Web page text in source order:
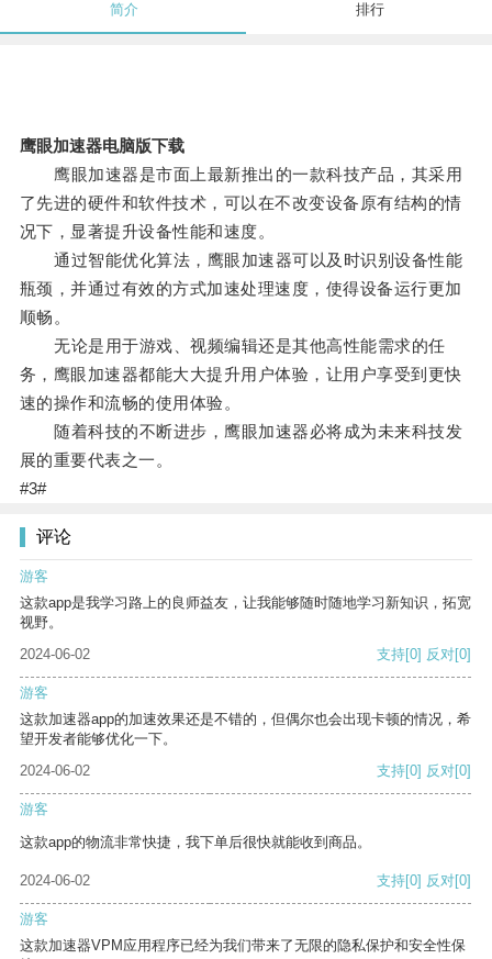
简介 排行
鹰眼加速器电脑版下载
鹰眼加速器是市面上最新推出的一款科技产品，其采用
了先进的硬件和软件技术，可以在不改变设备原有结构的情
况下，显著提升设备性能和速度。
通过智能优化算法，鹰眼加速器可以及时识别设备性能
瓶颈，并通过有效的方式加速处理速度，使得设备运行更加
顺畅。
无论是用于游戏、视频编辑还是其他高性能需求的任
务，鹰眼加速器都能大大提升用户体验，让用户享受到更快
速的操作和流畅的使用体验。
随着科技的不断进步，鹰眼加速器必将成为未来科技发
展的重要代表之一。
#3#
评论
游客
这款app是我学习路上的良师益友，让我能够随时随地学习新知识，拓宽
视野。
2024-06-02
支持[0] 反对[0]
游客
这款加速器app的加速效果还是不错的，但偶尔也会出现卡顿的情况，希
望开发者能够优化一下。
2024-06-02
支持[0] 反对[0]
游客
这款app的物流非常快捷，我下单后很快就能收到商品。
2024-06-02 支持[0] 反对[0]
游客
这款加速器VPM应用程序已经为我们带来了无限的隐私保护和安全性保